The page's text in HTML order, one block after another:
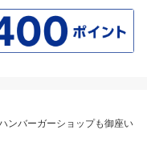
ンバーガーショップも御座い